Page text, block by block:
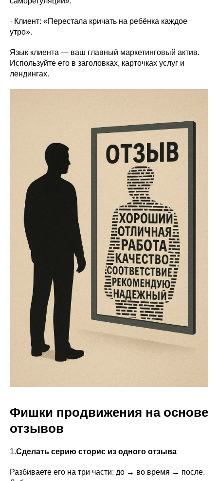
· Клиент: «Перестала кричать на ребёнка каждое
утро».
Язык клиента — ваш главный маркетинговый актив.
Используйте его в заголовках, карточках услуг и
лендингах.
Фишки продвижения на основе
отзывов
1.Сделать серию сторис из одного отзыва
Разбиваете его на три части: до → во время → после.